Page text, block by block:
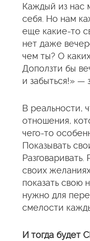
Каждый из нас
себя. Но нам
еще какие-то
нет даже
чем ты? О
Доползти бы
и забыться!» —
В реальности,
отношения,
чего-то
Показывать
Разговаривать.
своих
показать свою
нужно для
смелости
И тогда